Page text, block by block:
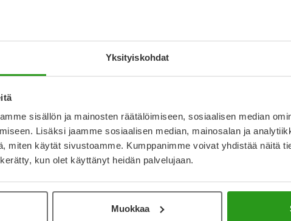
Yksityiskohdat
sisällön ja mainosten räätälöimiseen, sosiaalisen median
Lisäksi jaamme sosiaalisen median, mainosalan ja
miten käytät sivustoamme. Kumppanimme voivat yhdistää näitä
kun olet käyttänyt heidän palvelujaan.
Muokkaa
Kirjoita arvostelu
kokoa XL. Ei voisi mitenkään käyttää vaikka
valitsee itselleen sopivan koon. Edesauttaa
Osta